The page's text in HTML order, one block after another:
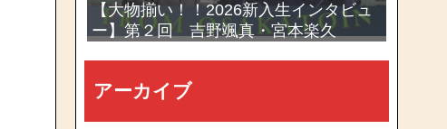
【大物揃い！！2026新入生インタビュ
ー】第２回 吉野颯真・宮本楽久
アーカイブ